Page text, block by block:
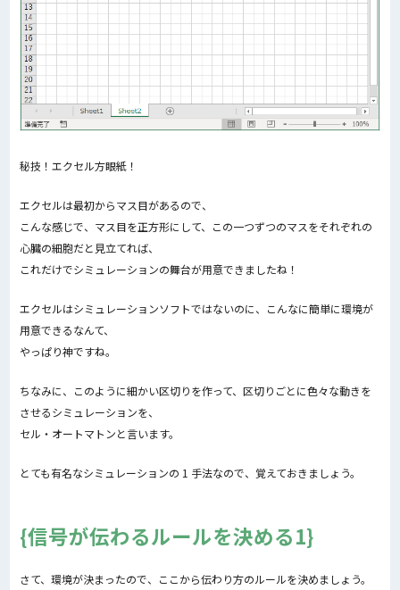
秘技！エクセル方眼紙！
エクセルは最初からマス目があるので、
こんな感じで、マス目を正方形にして、この一つずつのマスをそれぞれの
心臓の細胞だと見立てれば、
これだけでシミュレーションの舞台が用意できましたね！
エクセルはシミュレーションソフトではないのに、こんなに簡単に環境が
用意できるなんて、
やっぱり神ですね。
ちなみに、このように細かい区切りを作って、区切りごとに色々な動きを
させるシミュレーションを、
セル・オートマトンと言います。
とても有名なシミュレーションの 1 手法なので、覚えておきましょう。
信号が伝わるルールを決める1
さて、環境が決まったので、ここから伝わり方のルールを決めましょう。